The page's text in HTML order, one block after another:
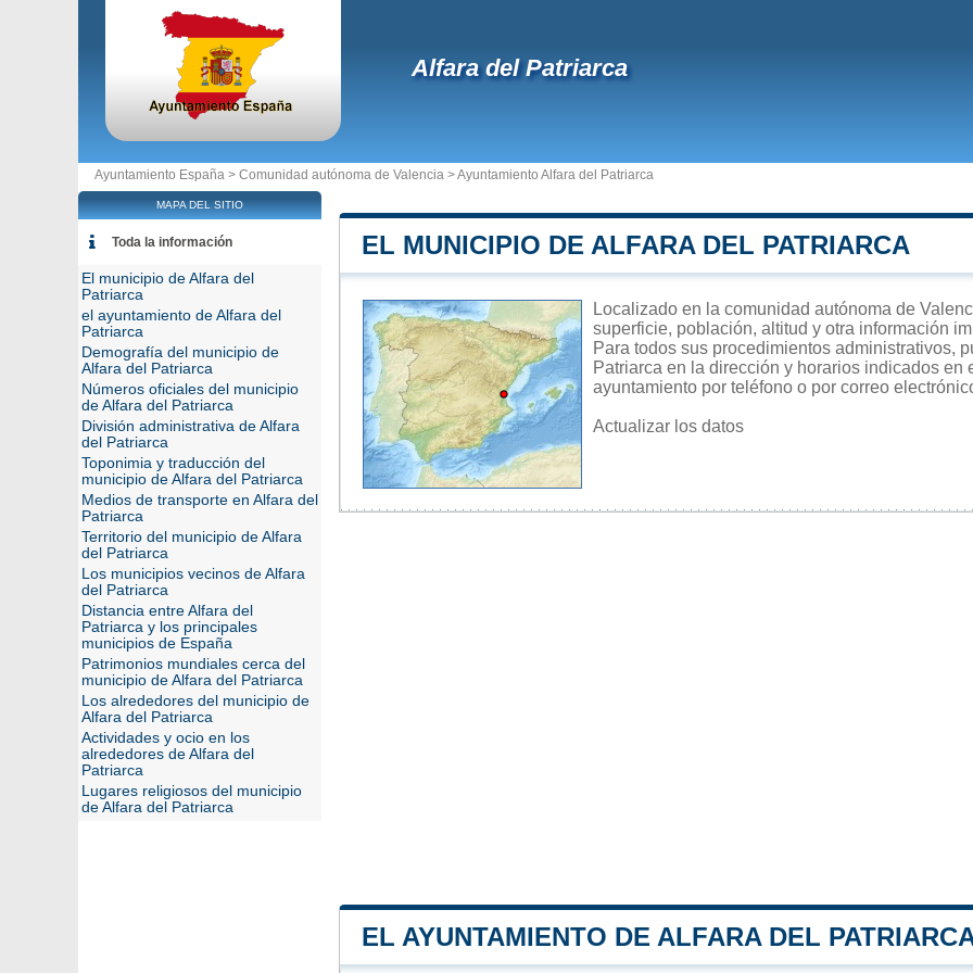
Alfara del Patriarca
Ayuntamiento España > Comunidad autónoma de Valencia >Ayuntamiento Alfara del Patriarca
EL MUNICIPIO DE ALFARA DEL PATRIARCA
Localizado en la comunidad autónoma de
superficie, población, altitud y otra información
Para todos sus procedimientos administrativos,
Patriarca en la dirección y horarios indicados
ayuntamiento por teléfono o por correo
Actualizar los datos
EL AYUNTAMIENTO DE ALFARA DEL
MAPA DEL SITIO
Toda la información
El municipio de Alfara del
Patriarca
el ayuntamiento de Alfara del
Patriarca
Demografía del municipio de
Alfara del Patriarca
Números oficiales del municipio
de Alfara del Patriarca
División administrativa de Alfara
del Patriarca
Toponimia y traducción del
municipio de Alfara del Patriarca
Medios de transporte en Alfara del
Patriarca
Territorio del municipio de Alfara
del Patriarca
Los municipios vecinos de Alfara
del Patriarca
Distancia entre Alfara del
Patriarca y los principales
municipios de España
Patrimonios mundiales cerca del
municipio de Alfara del Patriarca
Los alrededores del municipio de
Alfara del Patriarca
Actividades y ocio en los
alrededores de Alfara del
Patriarca
Lugares religiosos del municipio
de Alfara del Patriarca